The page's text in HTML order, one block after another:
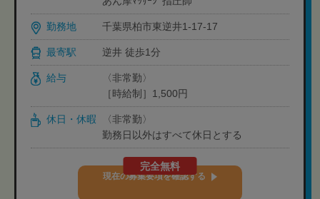
勤務地 千葉県柏市東逆井1-17-17
最寄駅 逆井 徒歩1分
給与
〈非常勤〉
［時給制］1,500円
休日・休暇
〈非常勤〉
勤務日以外はすべて休日とする
完全無料
現在の募集要項を確認する